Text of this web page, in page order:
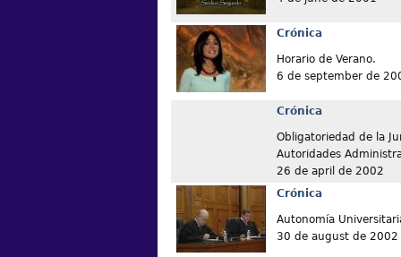
Crónica
Horario de Verano.
6 de september de
Crónica
Obligatoriedad de la
Autoridades
26 de april de 2002
Crónica
Autonomía
30 de august de 2002